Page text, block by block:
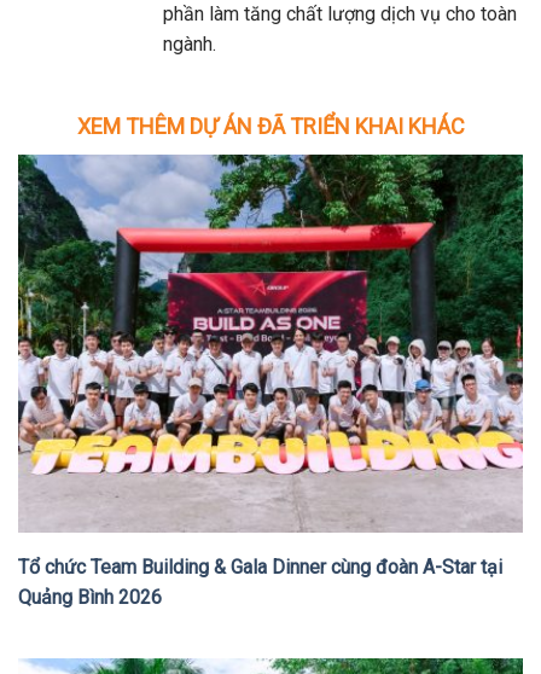
phần làm tăng chất lượng dịch vụ cho toàn
ngành.
XEM THÊM DỰ ÁN ĐÃ TRIỂN KHAI KHÁC
Tổ chức Team Building & Gala Dinner cùng đoàn A-Star tại
Quảng Bình 2026